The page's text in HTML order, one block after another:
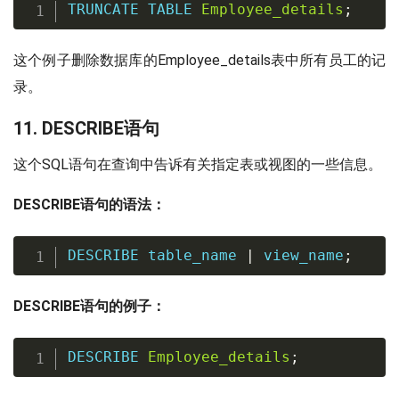
TRUNCATE TABLE Employee_details ;
这个例子删除数据库的Employee_details表中所有员工的记
录。
11. DESCRIBE语句
这个SQL语句在查询中告诉有关指定表或视图的一些信息。
DESCRIBE语句的语法：
DESCRIBE table_name | view_name ;
DESCRIBE语句的例子：
DESCRIBE Employee_details ;